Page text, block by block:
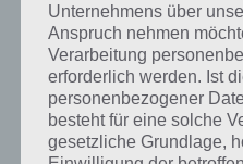
Unternehmens über
Anspruch nehmen
Verarbeitung
erforderlich werden. Ist
personenbezogener
besteht für eine solche
gesetzliche Grundlage,